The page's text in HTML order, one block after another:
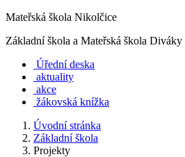
Mateřská škola Nikolčice
Základní škola a Mateřská škola Diváky
Úřední deska
aktuality
akce
žákovská knížka
Úvodní stránka
Základní škola
Projekty